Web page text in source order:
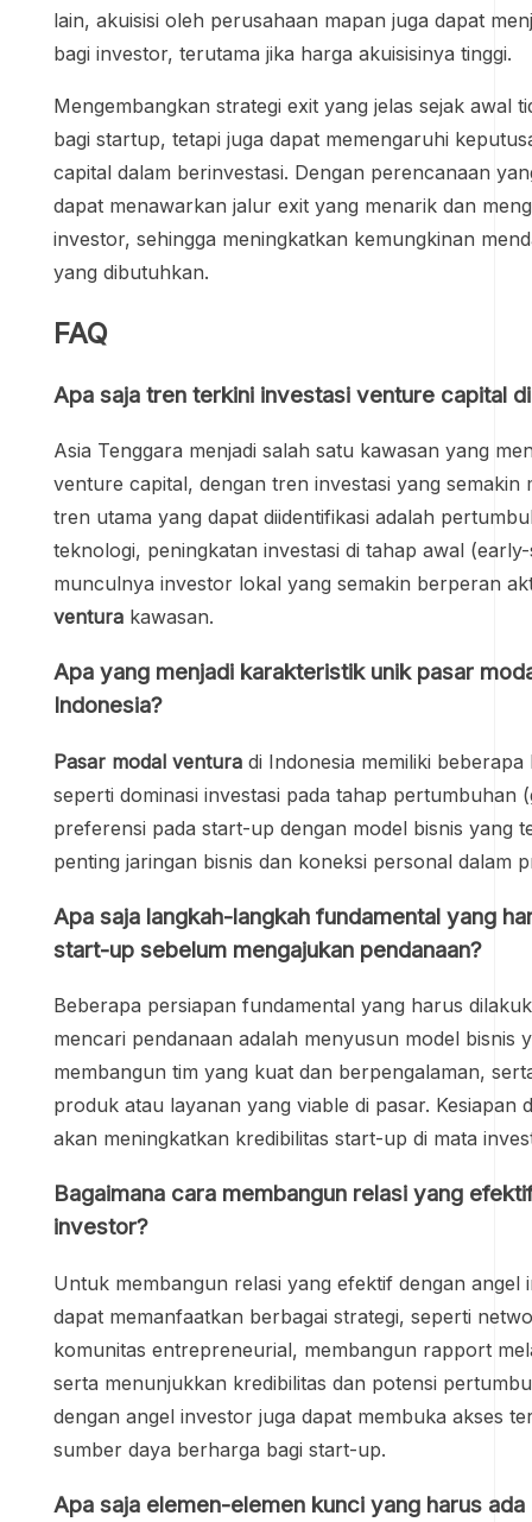
lain, akuisisi oleh perusahaan mapan juga dapat
bagi investor, terutama jika harga akuisisinya tinggi.
Mengembangkan strategi exit yang jelas sejak awal
bagi startup, tetapi juga dapat memengaruhi
capital dalam berinvestasi. Dengan perencanaan
dapat menawarkan jalur exit yang menarik dan
investor, sehingga meningkatkan kemungkinan
yang dibutuhkan.
FAQ
Apa saja tren terkini investasi venture capital
Asia Tenggara menjadi salah satu kawasan yang
venture capital, dengan tren investasi yang semakin
tren utama yang dapat diidentifikasi adalah
teknologi, peningkatan investasi di tahap awal
munculnya investor lokal yang semakin berperan
ventura kawasan.
Apa yang menjadi karakteristik unik pasar
Indonesia?
Pasar modal ventura di Indonesia memiliki
seperti dominasi investasi pada tahap pertumbuhan
preferensi pada start-up dengan model bisnis yang
penting jaringan bisnis dan koneksi personal dalam
Apa saja langkah-langkah fundamental yang
start-up sebelum mengajukan pendanaan?
Beberapa persiapan fundamental yang harus
mencari pendanaan adalah menyusun model bisnis
membangun tim yang kuat dan berpengalaman,
produk atau layanan yang viable di pasar. Kesiapan
akan meningkatkan kredibilitas start-up di mata
Bagaimana cara membangun relasi yang
investor?
Untuk membangun relasi yang efektif dengan angel
dapat memanfaatkan berbagai strategi, seperti
komunitas entrepreneurial, membangun rapport
serta menunjukkan kredibilitas dan potensi
dengan angel investor juga dapat membuka akses
sumber daya berharga bagi start-up.
Apa saja elemen-elemen kunci yang harus